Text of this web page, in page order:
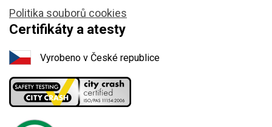
Politika souborů cookies
Certifikáty a atesty
Vyrobeno v České republice